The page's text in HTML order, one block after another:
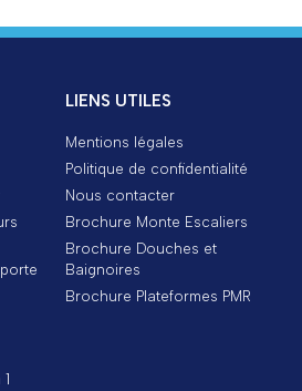
LIENS UTILES
Mentions légales
Politique de confidentialité
Nous contacter
Brochure Monte Escaliers
Brochure Douches et
Baignoires
Brochure Plateformes PMR